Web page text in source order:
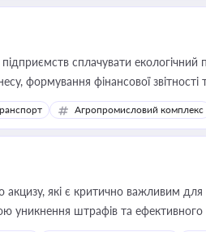
підприємств сплачувати
формування фінансової
Агропромисловий комплекс
які є критично важливим
уникнення штрафів та